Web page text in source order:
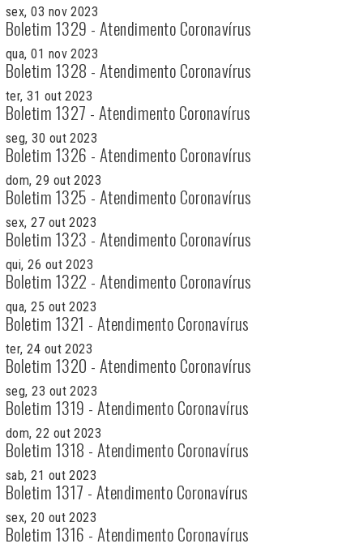
sex, 03 nov 2023
Boletim 1329 - Atendimento Coronavírus
qua, 01 nov 2023
Boletim 1328 - Atendimento Coronavírus
ter, 31 out 2023
Boletim 1327 - Atendimento Coronavírus
seg, 30 out 2023
Boletim 1326 - Atendimento Coronavírus
dom, 29 out 2023
Boletim 1325 - Atendimento Coronavírus
sex, 27 out 2023
Boletim 1323 - Atendimento Coronavírus
qui, 26 out 2023
Boletim 1322 - Atendimento Coronavírus
qua, 25 out 2023
Boletim 1321 - Atendimento Coronavírus
ter, 24 out 2023
Boletim 1320 - Atendimento Coronavírus
seg, 23 out 2023
Boletim 1319 - Atendimento Coronavírus
dom, 22 out 2023
Boletim 1318 - Atendimento Coronavírus
sab, 21 out 2023
Boletim 1317 - Atendimento Coronavírus
sex, 20 out 2023
Boletim 1316 - Atendimento Coronavírus